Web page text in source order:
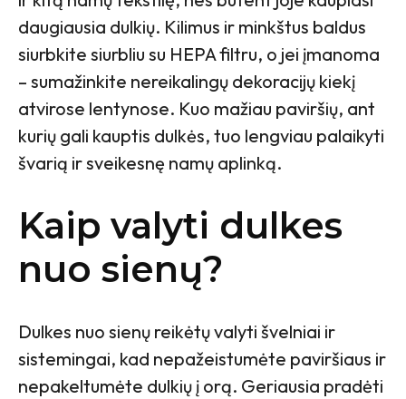
daugiausia dulkių. Kilimus ir minkštus baldus
siurbkite siurbliu su HEPA filtru, o jei įmanoma
– sumažinkite nereikalingų dekoracijų kiekį
atvirose lentynose. Kuo mažiau paviršių, ant
kurių gali kauptis dulkės, tuo lengviau palaikyti
švarią ir sveikesnę namų aplinką.
Kaip valyti dulkes
nuo sienų?
Dulkes nuo sienų reikėtų valyti švelniai ir
sistemingai, kad nepažeistumėte paviršiaus ir
nepakeltumėte dulkių į orą. Geriausia pradėti